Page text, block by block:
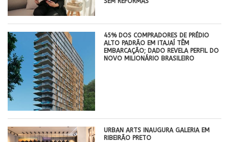
45% DOS COMPRADORES DE PRÉDIO
ALTO PADRÃO EM ITAJAÍ TÊM
EMBARCAÇÃO; DADO REVELA PERFIL DO
NOVO MILIONÁRIO BRASILEIRO
​URBAN ARTS INAUGURA GALERIA EM
RIBEIRÃO PRETO